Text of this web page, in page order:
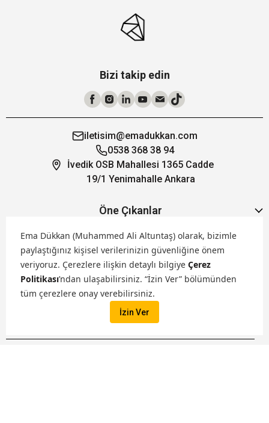
Ema Dükkan (Muhammed Ali Altuntaş) olarak, bizimle
paylaştığınız kişisel verilerinizin güvenliğine önem
veriyoruz. Çerezlere ilişkin detaylı bilgiye Çerez
Politikası’ndan ulaşabilirsiniz. “İzin Ver” bölümünden
tüm çerezlere onay verebilirsiniz.
İzin Ver
Bizi takip edin
iletisim@emadukkan.com
0538 368 38 94
İvedik OSB Mahallesi 1365 Cadde
19/1 Yenimahalle Ankara
Öne Çıkanlar
Hakkımızda
Markalarımız
Satış Kanallarımız